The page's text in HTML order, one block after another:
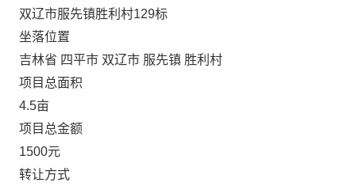
双辽市服先镇胜利村129标
坐落位置
吉林省 四平市 双辽市 服先镇 胜利村
项目总面积
4.5亩
项目总金额
1500元
转让方式